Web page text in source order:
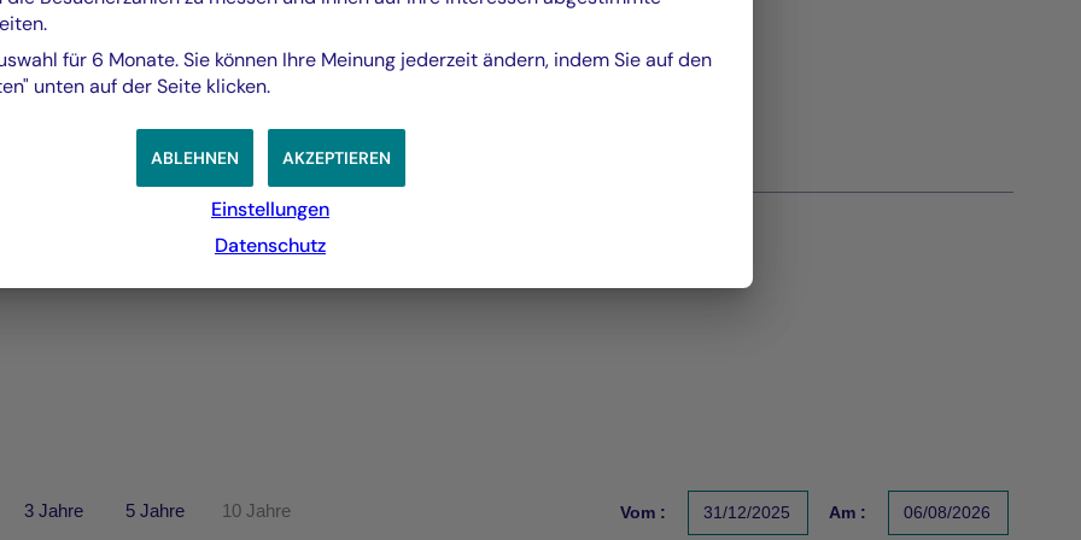
Mehr anzeigen
3 Jahre 5 Jahre 10 Jahre Vom : 31/12/2025 Am : 06/08/2026
für 6 Monate. Sie können Ihre Meinung jederzeit ändern, indem Sie auf den
unten auf der Seite klicken.
AKZEPTIEREN
ABLEHNEN
Einstellungen
Datenschutz